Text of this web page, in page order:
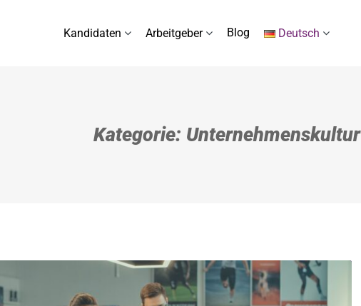
Kandidaten Arbeitgeber Blog Deutsch
Kategorie: Unternehmenskultur